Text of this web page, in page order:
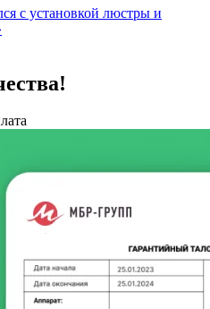
с установкой люстры и